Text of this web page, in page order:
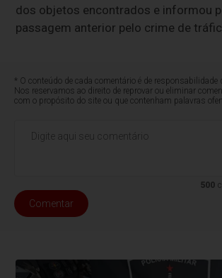
dos objetos encontrados e informou
passagem anterior pelo crime de
* O conteúdo de cada comentário é de responsabilidade
Nos reservamos ao direito de reprovar ou eliminar
com o propósito do site ou que contenham palavras
500
Comentar